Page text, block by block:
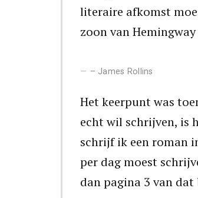
literaire afkomst
zoon van
– James Rollins
Het keerpunt was
echt wil schrijven, is
schrijf ik een roman
per dag moest
dan pagina 3 van dat